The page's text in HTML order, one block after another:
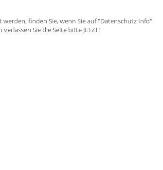
finden Sie, wenn Sie auf "Datenschutz Info"
Sie die Seite bitte JETZT!